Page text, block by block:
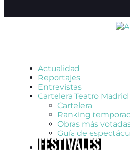
Actualidad
Reportajes
Entrevistas
Cartelera Teatro Madrid
Cartelera
Ranking
Obras más
Guía de